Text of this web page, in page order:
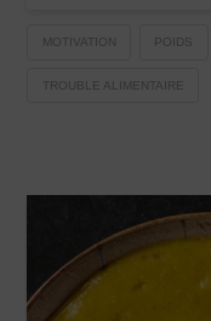
MOTIVATION POIDS
TROUBLE ALIMENTAIRE